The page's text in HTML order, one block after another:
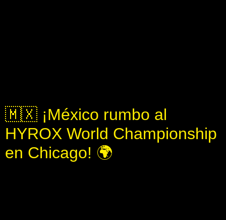
🇲🇽 ¡México rumbo al
HYROX World Championship
en Chicago! 🌍